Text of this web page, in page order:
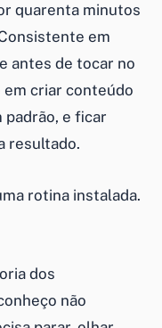
quarenta minutos
em
antes de tocar no
criar conteúdo
padrão, e ficar
resultado.
rotina instalada.
dos
não